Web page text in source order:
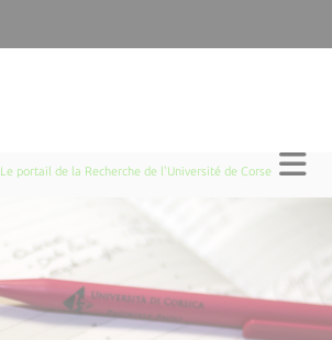
Le portail de la Recherche de l'Université de Corse